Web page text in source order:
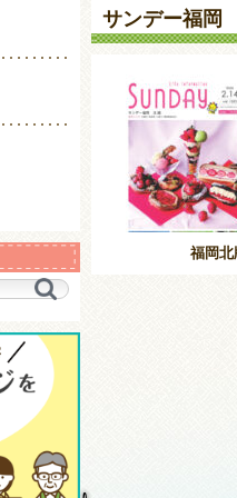
サンデー福岡
福岡北